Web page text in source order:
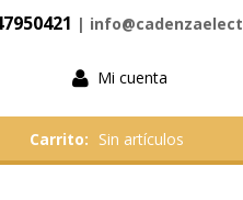
|
Mi cuenta
Carrito Sin artículos